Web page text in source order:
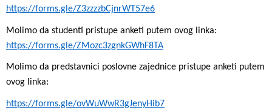
https://forms.gle/Z3zzzzbCjnrWT57e6
Molimo da studenti pristupe anketi putem ovog linka:
https://forms.gle/ZMozc3zgnkGWhF8TA
Molimo da predstavnici poslovne zajednice pristupe anketi putem
ovog linka:
https://forms.gle/ovWuWwR3gJenyHib7